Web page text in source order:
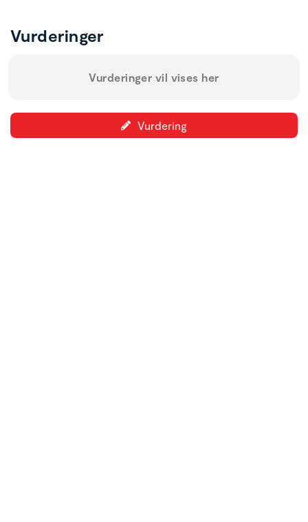
Vurderinger
Vurderinger vil vises her
Vurdering